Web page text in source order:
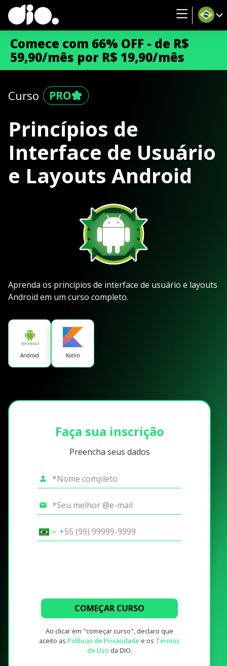
Comece com 66% OFF - de R$
59,90/mês por R$ 19,90/mês
Curso
Princípios de
Interface de Usuário
e Layouts Android
Aprenda os princípios de interface de usuário e layouts
Android em um curso completo.
Android Kotlin
Faça sua inscrição
Preencha seus dados
COMEÇAR CURSO
Ao clicar em "começar curso", declaro que
aceito as Políticas de Privacidade e os Termos
de Uso da DIO.